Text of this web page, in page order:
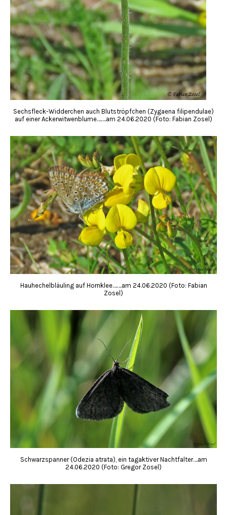
Sechsfleck-Widderchen auch Blutströpfchen (Zygaena filipendulae)
auf einer Ackerwitwenblume….….am 24.06.2020 (Foto: Fabian Zosel)
Hauhechelbläuling auf Hornklee….….am 24.06.2020 (Foto: Fabian
Zosel)
Schwarzspanner (Odezia atrata), ein tagaktiver Nachtfalter….am
24.06.2020 (Foto: Gregor Zosel)